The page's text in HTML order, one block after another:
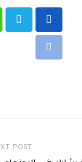
Print
POST